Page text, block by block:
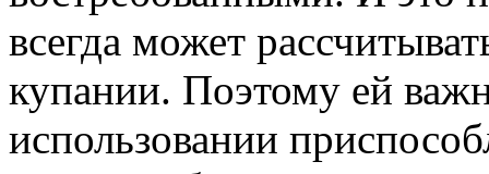
всегда может
купании. Поэтому ей
использовании